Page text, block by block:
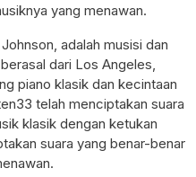
yang menawan.
adalah musisi dan
dari Los Angeles,
piano klasik dan kecintaan
telah menciptakan suara
klasik dengan ketukan
suara yang benar-benar